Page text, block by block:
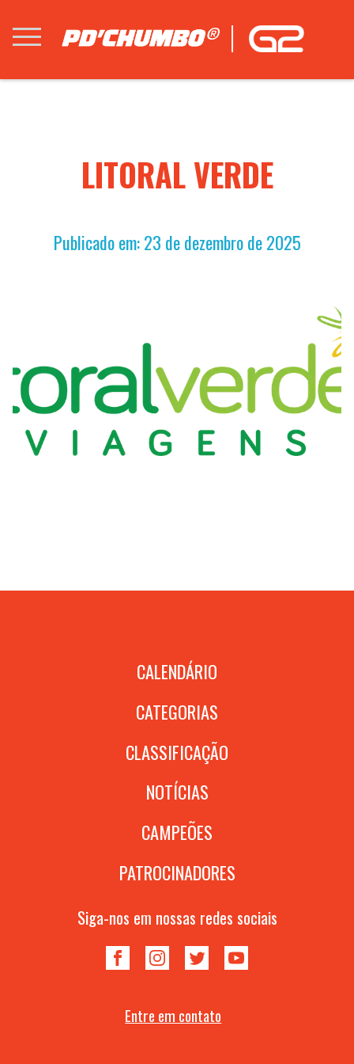
LITORAL VERDE
Publicado em: 23 de dezembro de 2025
CALENDÁRIO
CATEGORIAS
CLASSIFICAÇÃO
NOTÍCIAS
CAMPEÕES
PATROCINADORES
Siga-nos em nossas redes sociais
Entre em contato